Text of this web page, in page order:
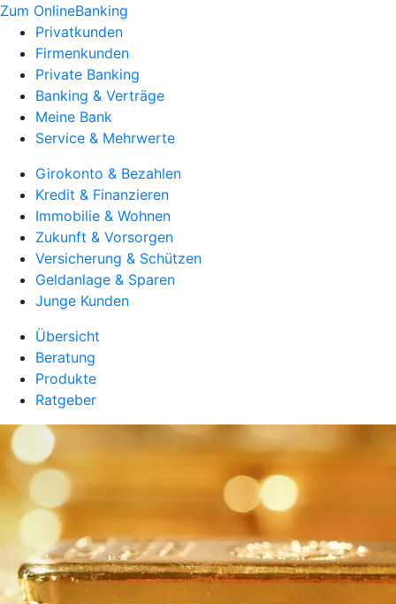
Zum OnlineBanking
Privatkunden
Firmenkunden
Private Banking
Banking & Verträge
Meine Bank
Service & Mehrwerte
Girokonto & Bezahlen
Kredit & Finanzieren
Immobilie & Wohnen
Zukunft & Vorsorgen
Versicherung & Schützen
Geldanlage & Sparen
Junge Kunden
Übersicht
Beratung
Produkte
Ratgeber